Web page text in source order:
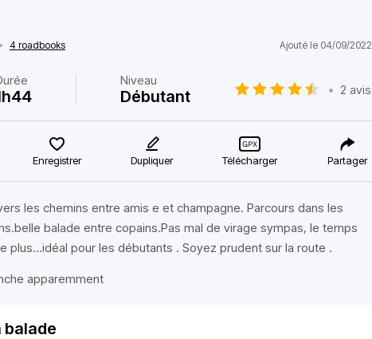
• 4 roadbooks Ajouté le 04/09/2022
Niveau
Débutant • 2 avis
Enregistrer Dupliquer Télécharger Partager
les chemins entre amis e et champagne. Parcours dans les
balade entre copains.Pas mal de virage sympas, le temps
plus...idéal pour les débutants . Soyez prudent sur la route .
apparemment
balade